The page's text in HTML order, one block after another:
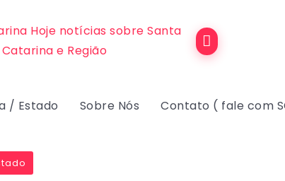
/ Estado Sobre Nós Contato ( fale com